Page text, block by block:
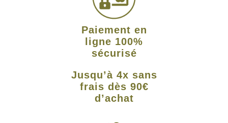
Paiement en
ligne 100%
sécurisé
Jusqu’à 4x sans
frais dès 90€
d’achat